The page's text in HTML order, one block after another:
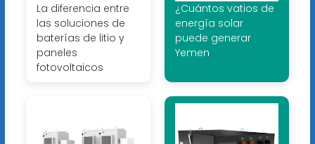
La diferencia entre
las soluciones de
baterías de litio y
paneles
fotovoltaicos
¿Cuántos vatios de
energía solar
puede generar
Yemen